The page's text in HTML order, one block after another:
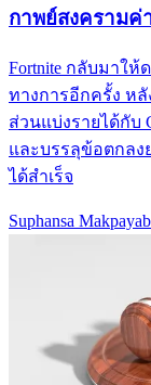
กาพย์สงครามค่
Fortnite กลับมาให้
ทางการอีกครั้ง ห
ส่วนแบ่งรายได้กับ
และบรรลุข้อตกลง
ได้สำเร็จ
Suphansa Makpayab